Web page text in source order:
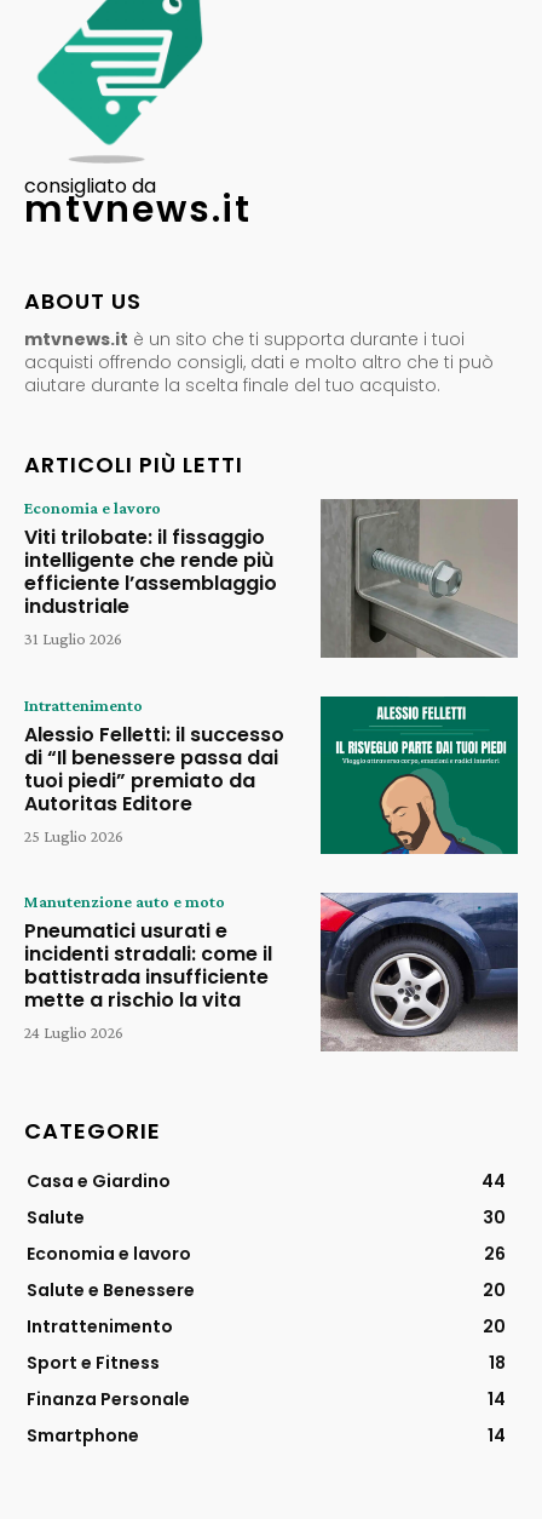
consigliato da
mtvnews.it
ABOUT US
mtvnews.it è un sito che ti supporta durante i tuoi
acquisti offrendo consigli, dati e molto altro che ti può
aiutare durante la scelta finale del tuo acquisto.
ARTICOLI PIÙ LETTI
Economia e lavoro
Viti trilobate: il fissaggio
intelligente che rende più
efficiente l’assemblaggio
industriale
31 Luglio 2026
Intrattenimento
Alessio Felletti: il successo
di “Il benessere passa dai
tuoi piedi” premiato da
Autoritas Editore
25 Luglio 2026
Manutenzione auto e moto
Pneumatici usurati e
incidenti stradali: come il
battistrada insufficiente
mette a rischio la vita
24 Luglio 2026
CATEGORIE
Casa e Giardino
44
Salute
30
Economia e lavoro
26
Salute e Benessere
20
Intrattenimento
20
Sport e Fitness
18
Finanza Personale
14
Smartphone
14